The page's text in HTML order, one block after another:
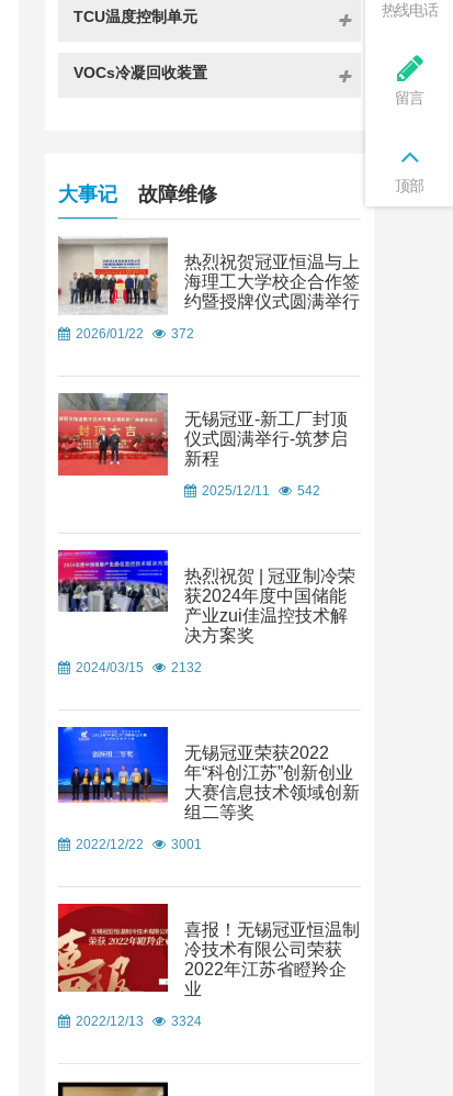
TCU温度控制单元
VOCs冷凝回收装置
大事记 故障维修
热烈祝贺冠亚恒温与上
海理工大学校企合作签
约暨授牌仪式圆满举行
2026/01/22 372
无锡冠亚-新工厂封顶
仪式圆满举行-筑梦启
新程
2025/12/11 542
热烈祝贺 | 冠亚制冷荣
获2024年度中国储能
产业zui佳温控技术解
决方案奖
2024/03/15 2132
无锡冠亚荣获2022
年“科创江苏”创新创业
大赛信息技术领域创新
组二等奖
2022/12/22 3001
喜报！无锡冠亚恒温制
冷技术有限公司荣获
2022年江苏省瞪羚企
业
2022/12/13 3324
热线电话
留言
顶部